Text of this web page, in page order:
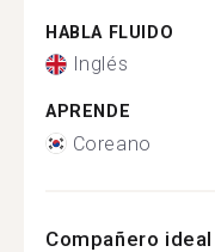
HABLA FLUIDO
Inglés
APRENDE
Coreano
Compañero